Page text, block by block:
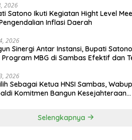
2026
Satono Ikuti Kegiatan Hight Level
Inflasi Daerah
2026
Sinergi Antar Instansi, Bupati Satono
Program MBG di Sambas Efektif dan
2026
Sebagai Ketua HNSI Sambas, Wabup
Komitmen Bangun Kesejahteraan
Selengkapnya